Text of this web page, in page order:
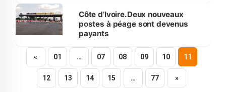
Ouattara et Yoon Suk-Yeol
Côte d’Ivoire.Deux nouveaux
postes à péage sont devenus
payants
« 01 … 07 08 09 10 11
12 13 14 15 … 77 »